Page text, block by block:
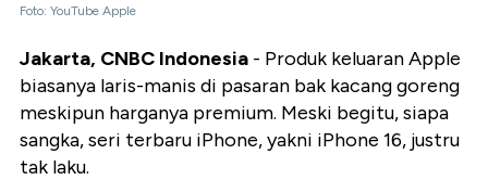
Foto: YouTube Apple
Jakarta, CNBC Indonesia - Produk keluaran Apple
biasanya laris-manis di pasaran bak kacang goreng
meskipun harganya premium. Meski begitu, siapa
sangka, seri terbaru iPhone, yakni iPhone 16, justru
tak laku.